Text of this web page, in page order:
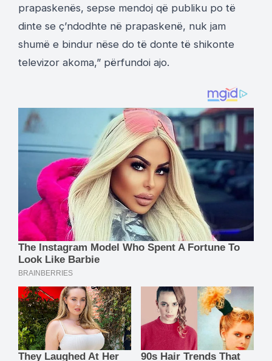
prapaskenës, sepse mendoj që publiku po të
dinte se ç’ndodhte në prapaskenë, nuk jam
shumë e bindur nëse do të donte të shikonte
televizor akoma,” përfundoi ajo.